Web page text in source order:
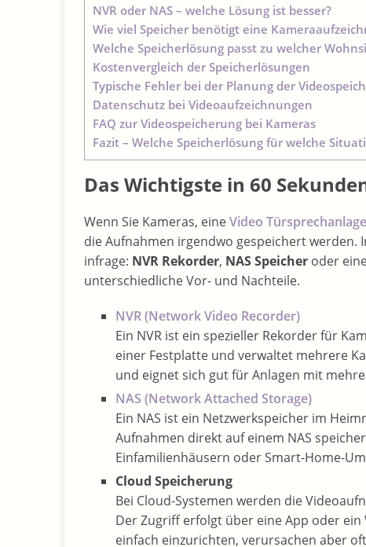
NVR oder NAS – welche Lösung ist besser?
Wie viel Speicher benötigt eine
Welche Speicherlösung passt zu welcher
Kostenvergleich der Speicherlösungen
Typische Fehler bei der Planung der
Datenschutz bei Videoaufzeichnungen
FAQ zur Videospeicherung bei Kameras
Fazit – Welche Speicherlösung für welche
Das Wichtigste in 60
Wenn Sie Kameras, eineVideo Türsprechanlage
die Aufnahmen irgendwo gespeichert
infrage: NVR Rekorder, NAS Speicher oder
unterschiedliche Vor- und Nachteile.
NVR (Network Video Recorder)
Ein NVR ist ein spezieller Rekorder für
einer Festplatte und verwaltet mehrere
und eignet sich gut für Anlagen mit
NAS (Network Attached Storage)
Ein NAS ist ein Netzwerkspeicher im
Aufnahmen direkt auf einem NAS
Einfamilienhäusern oder Smart-Home-
Cloud Speicherung
Bei Cloud-Systemen werden die
Der Zugriff erfolgt über eine App oder
einfach einzurichten, verursachen aber